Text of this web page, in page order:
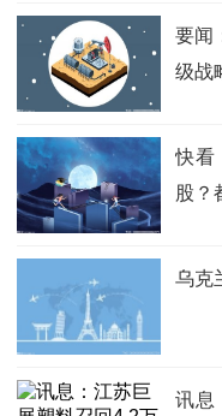
要闻
级战
快看
股？
乌克
讯息